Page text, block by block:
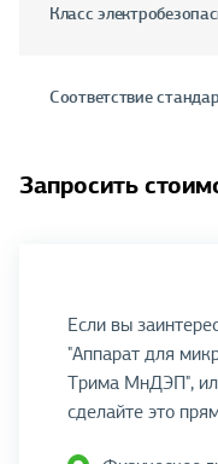
Класс
Соответствие
Запросить
Если вы
"Аппарат для
Трима МнДЭП",
сделайте это